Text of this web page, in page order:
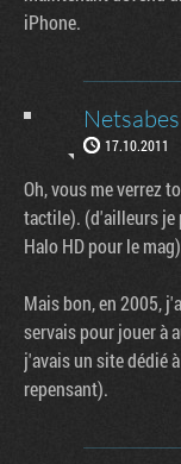
iPhone.
Netsabes
17.10.2011
Oh, vous me verrez
tactile). (d'ailleurs je
Halo HD pour le mag)
Mais bon, en 2005,
servais pour jouer à
j'avais un site dédié
repensant).